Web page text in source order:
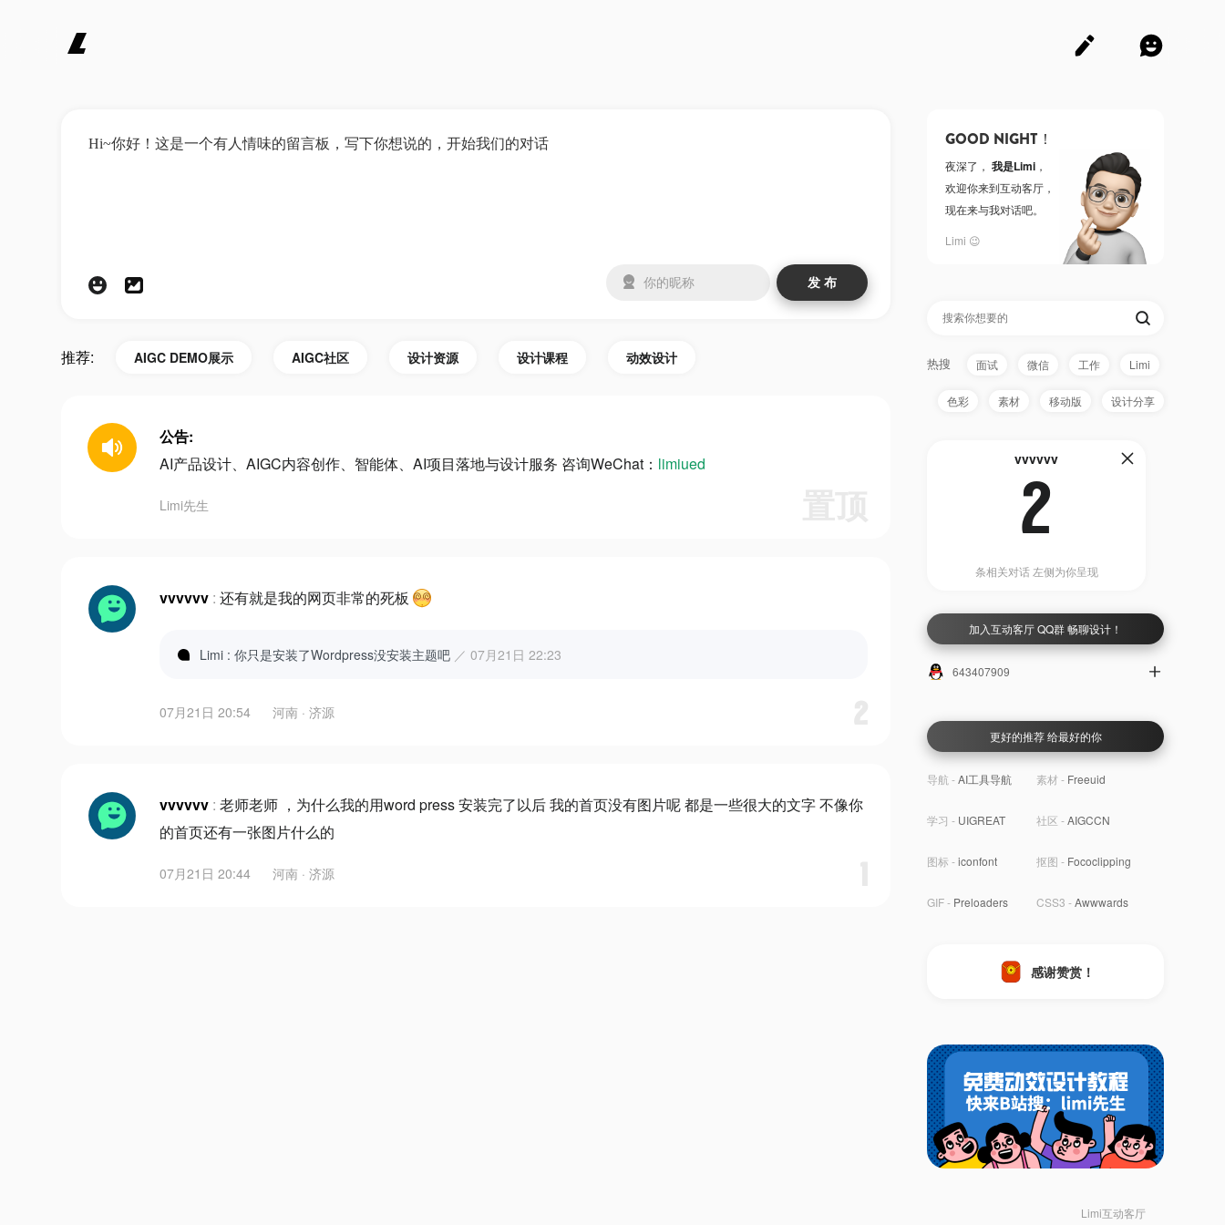
推荐: AIGC DEMO展示 AIGC社区 设计资源 设计课程 动效设计
公告:
AI产品设计、AIGC内容创作、智能体、AI项目落地与设计服务 咨询WeChat： limiued
Limi先生
vvvvvv : 还有就是我的网页非常的死板
Limi : 你只是安装了Wordpress没安装主题吧 ／ 07月21日 22:23
07月21日 20:54 河南 · 济源
vvvvvv : 老师老师 ，为什么我的用word press 安装完了以后 我的首页没有图片呢 都是一些很大的文字 不像你
的首页还有一张图片什么的
07月21日 20:44 河南 · 济源
GOOD NIGHT！
夜深了， 我是Limi ，
欢迎你来到互动客厅，
现在来与我对话吧。
Limi 😉
热搜 面试 微信 工作 Limi
色彩 素材 移动版 设计分享
vvvvvv
2
条相关对话 左侧为你呈现
加入互动客厅 QQ群 畅聊设计！
643407909
更好的推荐 给最好的你
导航 -AI工具导航 素材 - Freeuid
学习 - UIGREAT 社区 -AIGCCN
图标 -iconfont 抠图 - Fococlipping
GIF - Preloaders CSS3 -Awwwards
感谢赞赏！
Limi互动客厅